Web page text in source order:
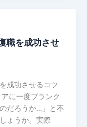
職を成功させ
成功させるコツ
に一度ブランク
だろうか…」と不
ょうか。実際